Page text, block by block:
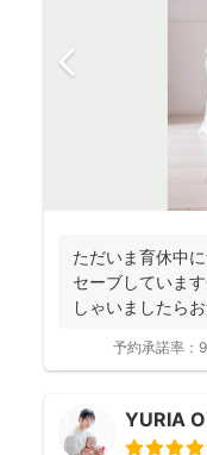
ただいま育休中
セーブしていま
しゃいましたら
予約承諾率：
YURIA